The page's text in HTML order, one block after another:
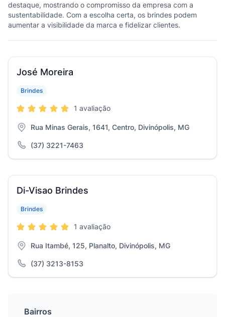
destaque, mostrando o compromisso da empresa com a
sustentabilidade. Com a escolha certa, os brindes podem
aumentar a visibilidade da marca e fidelizar clientes.
José Moreira
Brindes
1 avaliação
Rua Minas Gerais, 1641, Centro, Divinópolis, MG
(37) 3221-7463
Di-Visao Brindes
Brindes
1 avaliação
Rua Itambé, 125, Planalto, Divinópolis, MG
(37) 3213-8153
Bairros